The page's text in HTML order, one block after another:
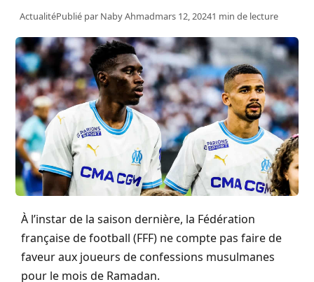
ActualitéPublié par Naby Ahmadmars 12, 20241 min de lecture
À l’instar de la saison dernière, la Fédération
française de football (FFF) ne compte pas faire de
faveur aux joueurs de confessions musulmanes
pour le mois de Ramadan.